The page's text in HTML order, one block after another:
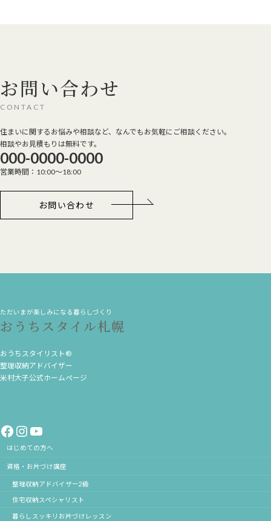
お問い合わせ
CONTACT
住まいに関するお悩みや相談など、なんでもお気軽にご相談ください。
相談やお見積もりは無料です。
000-0000-0000
営業時間：10:00～18:00
お問い合わせ
ただいまが楽しみになる暮らしづくり
おうちスタイル札幌
おうちスタイリスト®
整理収納アドバイザー
米村大子公式ホームページ
Facebook
Instagram
YouTube
はじめての方へ
資格・お片づけ講座
整理収納アドバイザー2級
住宅収納スペシャリスト
暮らしスッキリお片づけレッスン